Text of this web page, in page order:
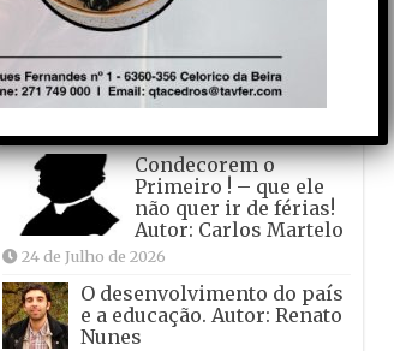
Tadei Pogacar vence o
“Tour” – A “Volta a
França em Bicicleta”
pela quinta vez! Autor:
João Dinis
Condecorem o
Primeiro ! – que ele
não quer ir de férias!
Autor: Carlos Martelo
24 de Julho de 2026
O desenvolvimento do país
e a educação. Autor: Renato
Nunes